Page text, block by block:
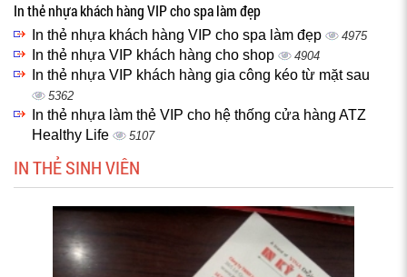
In thẻ nhựa khách hàng VIP cho spa làm đẹp
In thẻ nhựa khách hàng VIP cho spa làm đẹp 4975
In thẻ nhựa VIP khách hàng cho shop 4904
In thẻ nhựa VIP khách hàng gia công kéo từ mặt sau
5362
In thẻ nhựa làm thẻ VIP cho hệ thống cửa hàng ATZ
Healthy Life
5107
IN THẺ SINH VIÊN